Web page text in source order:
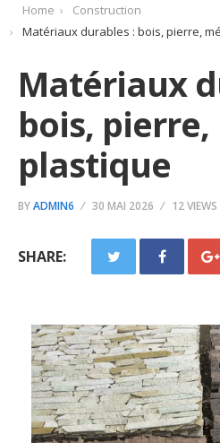
Home
Construction
Matériaux durables : bois, pierre,
Matériaux
bois,
plastique
BYADMIN6 30 MAI 2026 12 VIEWS
SHARE: